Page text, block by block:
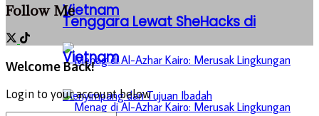
Vietnam
Tenggara Lewat SheHacks di
Vietnam
Follow Me
Welcome Back!
Login to your account below